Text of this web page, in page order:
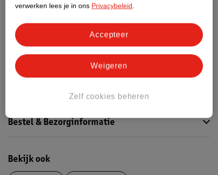
Nature Impact Score
Dit product heeft (nog) geen Nature
Bestel & Bezorginformatie
Bekijk ook
verwerken lees je in ons Privacybeleid.
Zelf cookies beheren
Weigeren
Accepteer